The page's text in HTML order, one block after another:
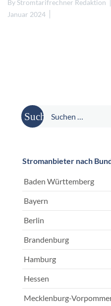
By Stromtarifrechner Redaktion
Januar 2024
Suche
nach:
Stromanbieter nach
Baden Württemberg
Bayern
Berlin
Brandenburg
Hamburg
Hessen
Mecklenburg-